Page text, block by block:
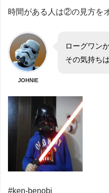
時間がある人は②の見方を
JOHNIE
ローグワン
その気持ち
#ken-benobi